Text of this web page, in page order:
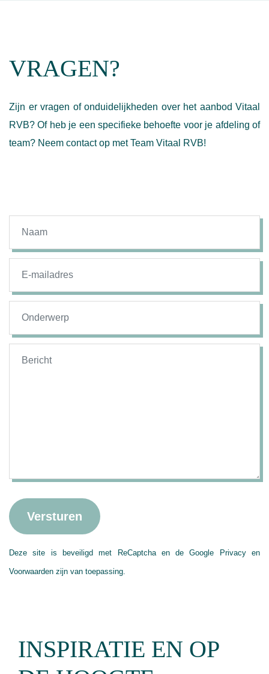
VRAGEN?
Zijn er vragen of onduidelijkheden over het aanbod Vitaal
RVB? Of heb je een specifieke behoefte voor je afdeling of
team? Neem contact op met Team Vitaal RVB!
Deze site is beveiligd met ReCaptcha en de Google Privacyen
Voorwaarden zijn van toepassing.
INSPIRATIE EN OP